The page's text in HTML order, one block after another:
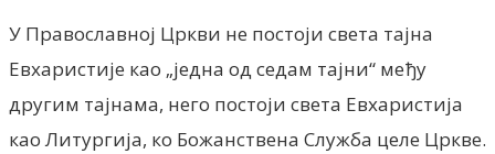
У Православној Цркви не постоји света тајна
Евхаристије као „једна од седам тајни“ међу
другим тајнама, него постоји света Евхаристија
као Литургија, ко Божанствена Служба целе Цркве.